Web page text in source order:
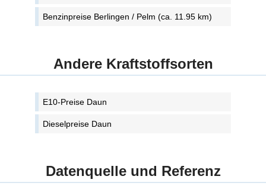
Benzinpreise Berlingen / Pelm (ca. 11.95 km)
Andere Kraftstoffsorten
E10-Preise Daun
Dieselpreise Daun
Datenquelle und Referenz